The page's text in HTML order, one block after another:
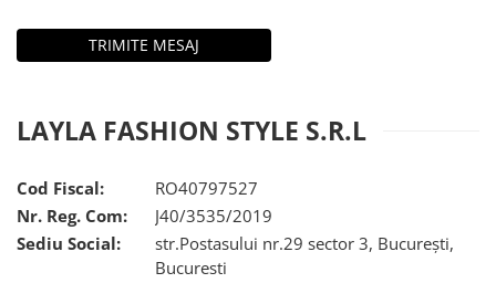
Genți Taupe
Genți Turcoaz
LAYLA FASHION STYLE S.R.L
Cod Fiscal:
RO40797527
Nr. Reg. Com:
J40/3535/2019
Sediu Social:
str.Postasului nr.29 sector 3, București,
Bucuresti